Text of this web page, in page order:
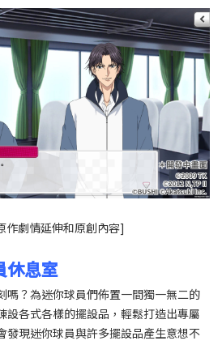
作劇情延伸和原創內容]
休息室
嗎？為迷你球員們佈置一間獨一無二的
設各式各樣的擺設品，輕鬆打造出專屬
發現迷你球員與許多擺設品產生意想不